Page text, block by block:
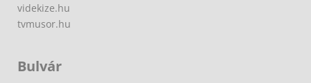
videkize.hu
tvmusor.hu
Bulvár